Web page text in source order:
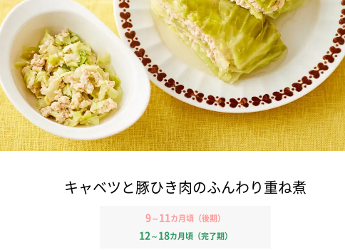
キャベツと豚ひき肉のふんわり重ね煮
9～ 11 カ月頃（後期）
12 ～ 18カ月頃（完了期）